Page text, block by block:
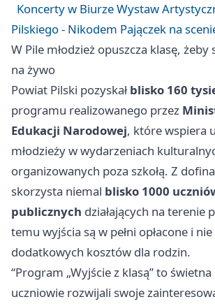
Koncerty w Biurze Wystaw
Pilskiego - Nikodem Pajączek na
W Pile młodzież opuszcza klasę,
na żywo
Powiat Pilski pozyskałblisko 160
programu realizowanego przez
Edukacji Narodowej, które wspiera
młodzieży w wydarzeniach
organizowanych poza szkołą. Z
skorzysta niemal blisko 1000
publicznych działających na terenie
temu wyjścia są w pełni opłacone i
dodatkowych kosztów dla rodzin.
“Program „Wyjście z klasą” to
uczniowie rozwijali swoje